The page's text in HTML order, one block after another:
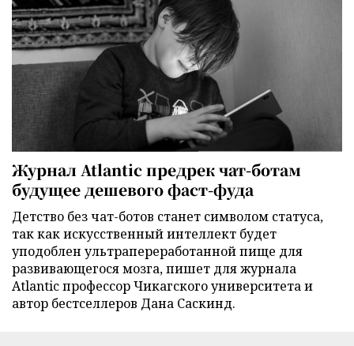
Журнал Atlantic предрек чат-ботам
будущее дешевого фаст-фуда
Детство без чат-ботов станет символом статуса,
так как искусственный интеллект будет
уподоблен ультрапереработанной пище для
развивающегося мозга, пишет для журнала
Atlantic профессор Чикагского университета и
автор бестселлеров Дана Саскинд.